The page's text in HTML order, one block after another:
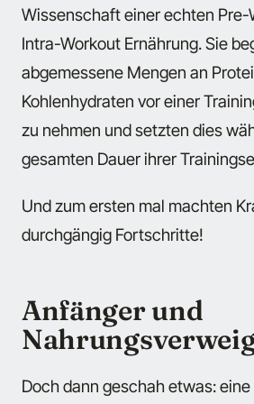
Wissenschaft einer echten Pre-
Intra-Workout Ernährung. Sie
abgemessene Mengen an
Kohlenhydraten vor einer
zu nehmen und setzten dies
gesamten Dauer ihrer
Und zum ersten mal machten
durchgängig Fortschritte!
Anfänger und
Doch dann geschah etwas: